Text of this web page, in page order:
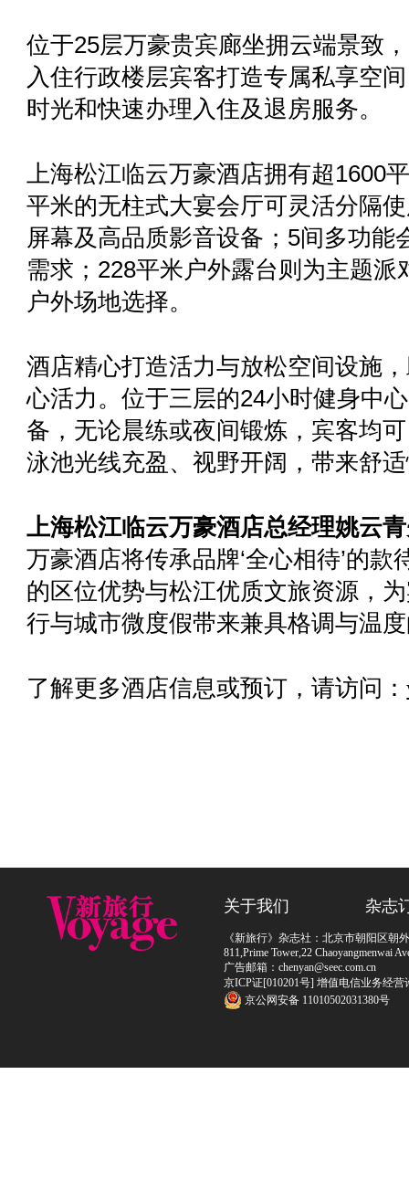
位于25层万豪贵宾廊坐拥云端景致
入住行政楼层宾客打造专属私享空
时光和快速办理入住及退房服务。
上海松江临云万豪酒店拥有超1600
平米的无柱式大宴会厅可灵活分隔
屏幕及高品质影音设备；5间多功能
需求；228平米户外露台则为主题
户外场地选择。
酒店精心打造活力与放松空间设施
心活力。位于三层的24小时健身中
备，无论晨练或夜间锻炼，宾客均
泳池光线充盈、视野开阔，带来舒
上海松江临云万豪酒店总经理姚云
万豪酒店将传承品牌‘全心相待’的
的区位优势与松江优质文旅资源，
行与城市微度假带来兼具格调与温
了解更多酒店信息或预订，请访问：
关于我们 杂志
《新旅行》杂志社：北京市朝阳区朝
811,Prime Tower,22 Chaoyangmenwai
广告邮箱：chenyan@seec.com.cn
京ICP证[010201号] 增值电信业务经
京公网安备 11010502031380号